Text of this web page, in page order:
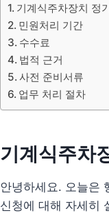
기계식주차장치 정
민원처리 기간
수수료
법적 근거
사전 준비서류
업무 처리 절차
기계식주차
안녕하세요. 오늘은
신청에 대해 자세히